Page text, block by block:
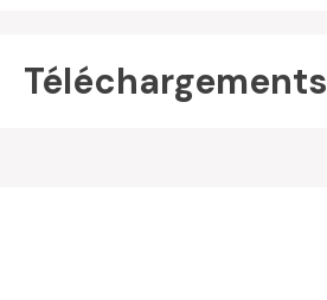
Téléchargements